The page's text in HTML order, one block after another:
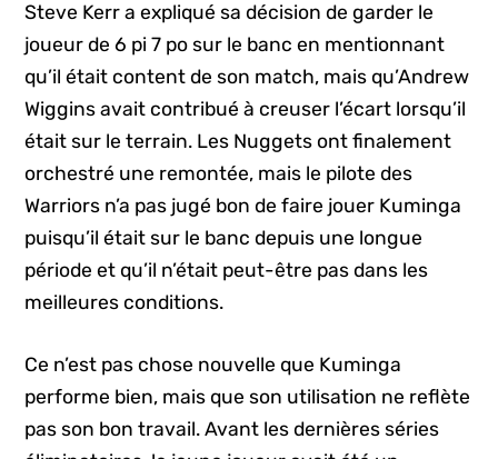
Steve Kerr a expliqué sa décision de garder le
joueur de 6 pi 7 po sur le banc en mentionnant
qu’il était content de son match, mais qu’Andrew
Wiggins avait contribué à creuser l’écart lorsqu’il
était sur le terrain. Les Nuggets ont finalement
orchestré une remontée, mais le pilote des
Warriors n’a pas jugé bon de faire jouer Kuminga
puisqu’il était sur le banc depuis une longue
période et qu’il n’était peut-être pas dans les
meilleures conditions.
Ce n’est pas chose nouvelle que Kuminga
performe bien, mais que son utilisation ne reflète
pas son bon travail. Avant les dernières séries